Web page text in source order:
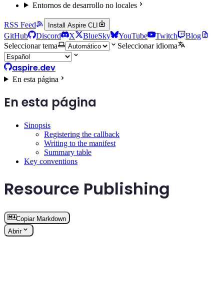
Entornos de desarrollo no locales
RSS Feed Install Aspire CLI
GitHub Discord X BlueSky YouTube Twitch
Blog
Seleccionar tema
Seleccionar idioma
aspire.dev
En esta página
En esta página
Sinopsis
Registering the callback
Writing to the manifest
Summary table
Key conventions
Resource Publishing
Copiar Markdown
Abrir